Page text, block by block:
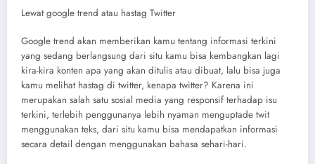
Lewat google trend atau hastag Twitter
Google trend akan memberikan kamu tentang informasi terkini
yang sedang berlangsung dari situ kamu bisa kembangkan lagi
kira-kira konten apa yang akan ditulis atau dibuat, lalu bisa juga
kamu melihat hastag di twitter, kenapa twitter? Karena ini
merupakan salah satu sosial media yang responsif terhadap isu
terkini, terlebih penggunanya lebih nyaman menguptade twit
menggunakan teks, dari situ kamu bisa mendapatkan informasi
secara detail dengan menggunakan bahasa sehari-hari.